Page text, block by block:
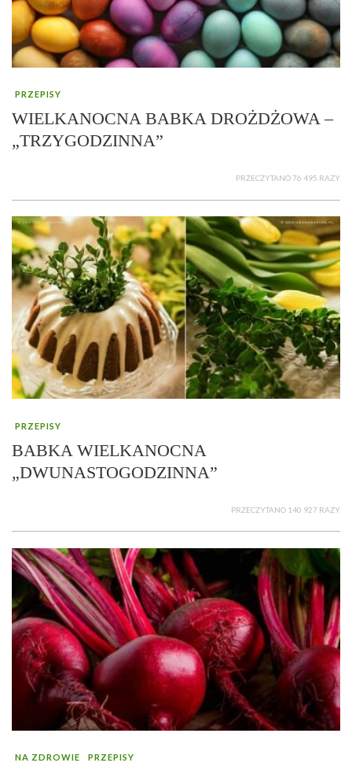
PRZEPISY
WIELKANOCNA BABKA DROŻDŻOWA –
„TRZYGODZINNA”
PRZECZYTANO 76 495 RAZY
PRZEPISY
BABKA WIELKANOCNA
„DWUNASTOGODZINNA”
PRZECZYTANO 140 927 RAZY
NA ZDROWIE PRZEPISY